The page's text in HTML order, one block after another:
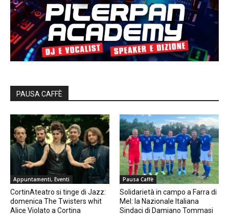
PAUSA CAFFÈ
Appuntamenti, Eventi
CortinAteatro si tinge di Jazz:
domenica The Twisters whit
Alice Violato a Cortina
Pausa Caffè
Solidarietà in campo a Farra di
Mel: la Nazionale Italiana
Sindaci di Damiano Tommasi